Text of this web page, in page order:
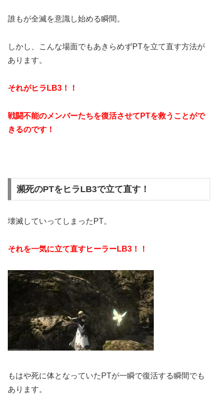
誰もが全滅を意識し始める瞬間。
しかし、こんな場面でもあきらめずPTを立て直す方法が
あります。
それがヒラLB3！！
戦闘不能のメンバーたちを復活させてPTを救うことがで
きるのです！
瀕死のPTをヒラLB3で立て直す！
壊滅していってしまったPT。
それを一気に立て直すヒーラーLB3！！
もはや死に体となっていたPTが一瞬で復活する瞬間でも
あります。